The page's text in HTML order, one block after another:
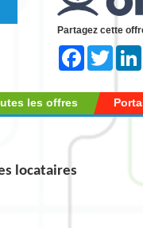
Partagez cette
FacebookTwitter
les offres
locataires